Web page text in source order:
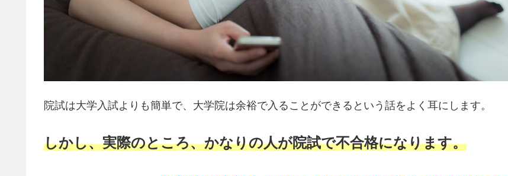
院試は大学入試よりも簡単で、大学院は余裕で入ることができるという話をよく耳にします。
しかし、実際のところ、かなりの人が院試で不合格になります。